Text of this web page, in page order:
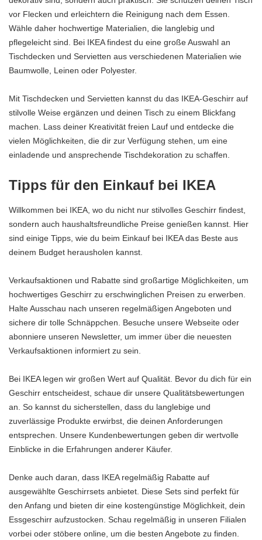
vor Flecken und erleichtern die Reinigung nach dem Essen.
Wähle daher hochwertige Materialien, die langlebig und
pflegeleicht sind. Bei IKEA findest du eine große Auswahl an
Tischdecken und Servietten aus verschiedenen Materialien wie
Baumwolle, Leinen oder Polyester.
Mit Tischdecken und Servietten kannst du das IKEA-Geschirr auf
stilvolle Weise ergänzen und deinen Tisch zu einem Blickfang
machen. Lass deiner Kreativität freien Lauf und entdecke die
vielen Möglichkeiten, die dir zur Verfügung stehen, um eine
einladende und ansprechende Tischdekoration zu schaffen.
Tipps für den Einkauf bei IKEA
Willkommen bei IKEA, wo du nicht nur stilvolles Geschirr findest,
sondern auch haushaltsfreundliche Preise genießen kannst. Hier
sind einige Tipps, wie du beim Einkauf bei IKEA das Beste aus
deinem Budget herausholen kannst.
Verkaufsaktionen und Rabatte sind großartige Möglichkeiten, um
hochwertiges Geschirr zu erschwinglichen Preisen zu erwerben.
Halte Ausschau nach unseren regelmäßigen Angeboten und
sichere dir tolle Schnäppchen. Besuche unsere Webseite oder
abonniere unseren Newsletter, um immer über die neuesten
Verkaufsaktionen informiert zu sein.
Bei IKEA legen wir großen Wert auf Qualität. Bevor du dich für ein
Geschirr entscheidest, schaue dir unsere Qualitätsbewertungen
an. So kannst du sicherstellen, dass du langlebige und
zuverlässige Produkte erwirbst, die deinen Anforderungen
entsprechen. Unsere Kundenbewertungen geben dir wertvolle
Einblicke in die Erfahrungen anderer Käufer.
Denke auch daran, dass IKEA regelmäßig Rabatte auf
ausgewählte Geschirrsets anbietet. Diese Sets sind perfekt für
den Anfang und bieten dir eine kostengünstige Möglichkeit, dein
Essgeschirr aufzustocken. Schau regelmäßig in unseren Filialen
vorbei oder stöbere online, um die besten Angebote zu finden.